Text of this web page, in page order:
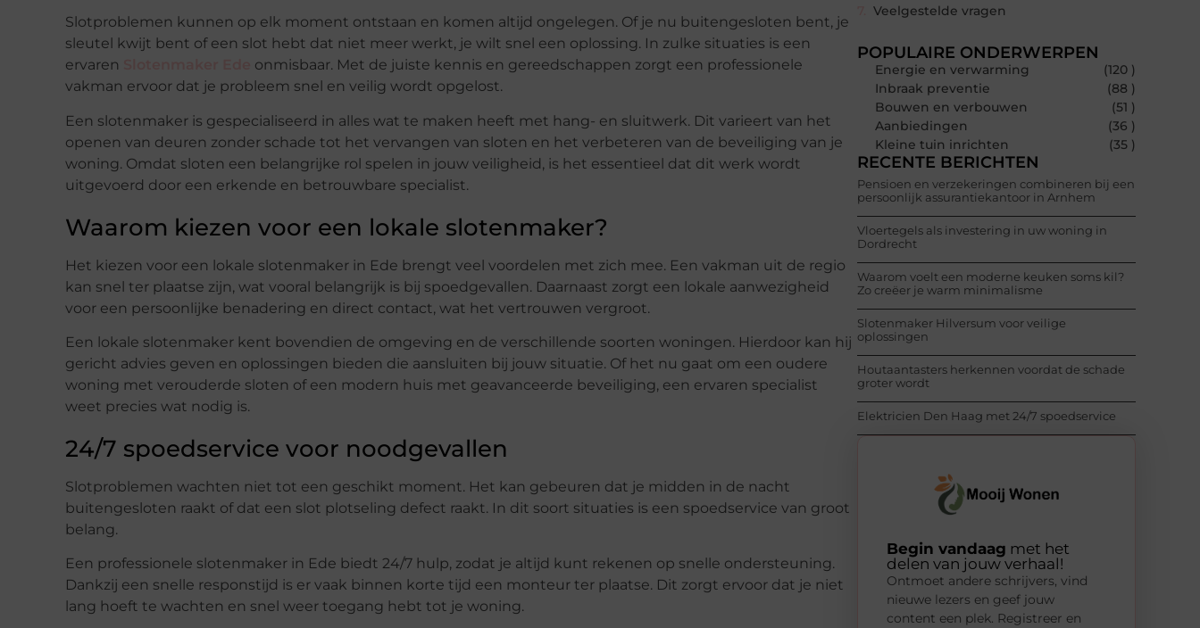
Slotproblemen kunnen op elk moment ontstaan en komen altijd ongelegen. Of je nu buitengesloten bent, je
sleutel kwijt bent of een slot hebt dat niet meer werkt, je wilt snel een oplossing. In zulke situaties is een
ervaren
onmisbaar. Met de juiste kennis en gereedschappen zorgt een professionele
vakman ervoor dat je probleem snel en veilig wordt opgelost.
Een slotenmaker is gespecialiseerd in alles wat te maken heeft met hang- en sluitwerk. Dit varieert van het
openen van deuren zonder schade tot het vervangen van sloten en het verbeteren van de beveiliging van je
woning. Omdat sloten een belangrijke rol spelen in jouw veiligheid, is het essentieel dat dit werk wordt
uitgevoerd door een erkende en betrouwbare specialist.
Waarom kiezen voor een lokale slotenmaker?
Het kiezen voor een lokale slotenmaker in Ede brengt veel voordelen met zich mee. Een vakman uit de regio
kan snel ter plaatse zijn, wat vooral belangrijk is bij spoedgevallen. Daarnaast zorgt een lokale aanwezigheid
voor een persoonlijke benadering en direct contact, wat het vertrouwen vergroot.
Een lokale slotenmaker kent bovendien de omgeving en de verschillende soorten woningen. Hierdoor kan hij
gericht advies geven en oplossingen bieden die aansluiten bij jouw situatie. Of het nu gaat om een oudere
woning met verouderde sloten of een modern huis met geavanceerde beveiliging, een ervaren specialist
weet precies wat nodig is.
24/7 spoedservice voor noodgevallen
Slotproblemen wachten niet tot een geschikt moment. Het kan gebeuren dat je midden in de nacht
buitengesloten raakt of dat een slot plotseling defect raakt. In dit soort situaties is een spoedservice van groot
belang.
Een professionele slotenmaker in Ede biedt 24/7 hulp, zodat je altijd kunt rekenen op snelle ondersteuning.
Dankzij een snelle responstijd is er vaak binnen korte tijd een monteur ter plaatse. Dit zorgt ervoor dat je niet
lang hoeft te wachten en snel weer toegang hebt tot je woning.
Veelgestelde vragen
POPULAIRE ONDERWERPEN
Energie en verwarming
(120 )
Inbraak preventie
(88 )
Bouwen en verbouwen
(51 )
Aanbiedingen
(36 )
Kleine tuin inrichten
(35 )
RECENTE BERICHTEN
Pensioen en verzekeringen combineren bij een
persoonlijk assurantiekantoor in Arnhem
Vloertegels als investering in uw woning in
Dordrecht
Waarom voelt een moderne keuken soms kil?
Zo creëer je warm minimalisme
Slotenmaker Hilversum voor veilige
oplossingen
Houtaantasters herkennen voordat de schade
groter wordt
Elektricien Den Haag met 24/7 spoedservice
Begin vandaag met het
delen van jouw verhaal!
Ontmoet andere schrijvers, vind
nieuwe lezers en geef jouw
content een plek. Registreer en